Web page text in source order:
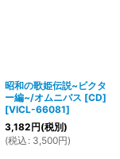
昭和の歌姫伝説~ビクタ
ー編~/オムニバス [CD]
[VICL-66081]
3,182円(税別)
(税込 : 3,500円)